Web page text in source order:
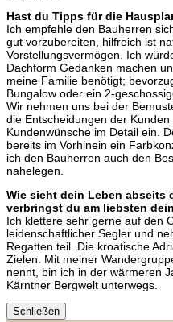
Hast du Tipps für die
Ich empfehle den Bauherren
gut vorzubereiten, hilfreich ist
Vorstellungsvermögen. Ich
Dachform Gedanken machen
meine Familie benötigt;
Bungalow oder ein 2-
Wir nehmen uns bei der
die Entscheidungen der
Kundenwünsche im Detail ein.
bereits im Vorhinein ein
ich den Bauherren auch den
nahelegen.
Wie sieht dein Leben abseits
verbringst du am liebsten
Ich klettere sehr gerne auf den
leidenschaftlicher Segler und
Regatten teil. Die kroatische
Zielen. Mit meiner
nennt, bin ich in der wärmeren
Kärntner Bergwelt unterwegs.
Schließen